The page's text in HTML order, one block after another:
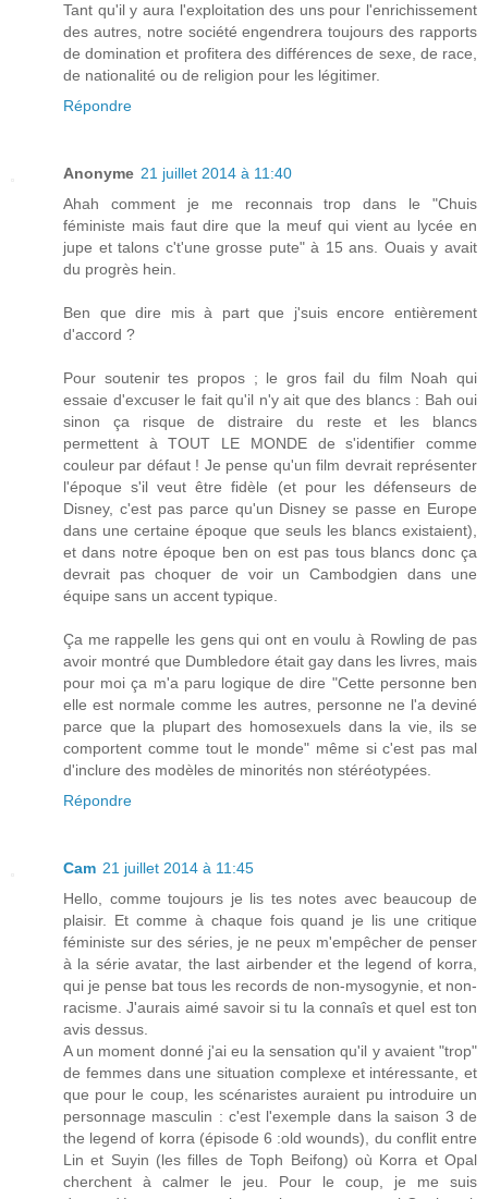
Tant qu'il y aura l'exploitation des uns pour l'enrichissement
des autres, notre société engendrera toujours des rapports
de domination et profitera des différences de sexe, de race,
de nationalité ou de religion pour les légitimer.
Répondre
Anonyme 21 juillet 2014 à 11:40
Ahah comment je me reconnais trop dans le "Chuis
féministe mais faut dire que la meuf qui vient au lycée en
jupe et talons c't'une grosse pute" à 15 ans. Ouais y avait
du progrès hein.
Ben que dire mis à part que j'suis encore entièrement
d'accord ?
Pour soutenir tes propos ; le gros fail du film Noah qui
essaie d'excuser le fait qu'il n'y ait que des blancs : Bah oui
sinon ça risque de distraire du reste et les blancs
permettent à TOUT LE MONDE de s'identifier comme
couleur par défaut ! Je pense qu'un film devrait représenter
l'époque s'il veut être fidèle (et pour les défenseurs de
Disney, c'est pas parce qu'un Disney se passe en Europe
dans une certaine époque que seuls les blancs existaient),
et dans notre époque ben on est pas tous blancs donc ça
devrait pas choquer de voir un Cambodgien dans une
équipe sans un accent typique.
Ça me rappelle les gens qui ont en voulu à Rowling de pas
avoir montré que Dumbledore était gay dans les livres, mais
pour moi ça m'a paru logique de dire "Cette personne ben
elle est normale comme les autres, personne ne l'a deviné
parce que la plupart des homosexuels dans la vie, ils se
comportent comme tout le monde" même si c'est pas mal
d'inclure des modèles de minorités non stéréotypées.
Répondre
Cam 21 juillet 2014 à 11:45
Hello, comme toujours je lis tes notes avec beaucoup de
plaisir. Et comme à chaque fois quand je lis une critique
féministe sur des séries, je ne peux m'empêcher de penser
à la série avatar, the last airbender et the legend of korra,
qui je pense bat tous les records de non-mysogynie, et non-
racisme. J'aurais aimé savoir si tu la connaîs et quel est ton
avis dessus.
A un moment donné j'ai eu la sensation qu'il y avaient "trop"
de femmes dans une situation complexe et intéressante, et
que pour le coup, les scénaristes auraient pu introduire un
personnage masculin : c'est l'exemple dans la saison 3 de
the legend of korra (épisode 6 :old wounds), du conflit entre
Lin et Suyin (les filles de Toph Beifong) où Korra et Opal
cherchent à calmer le jeu. Pour le coup, je me suis